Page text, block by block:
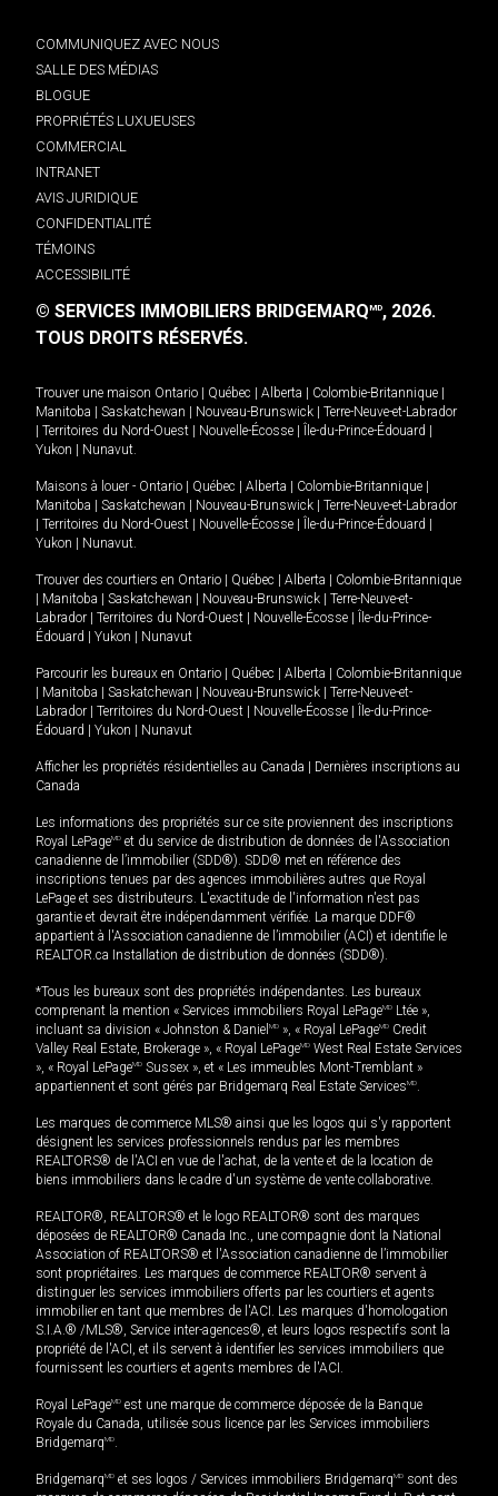
COMMUNIQUEZ AVEC NOUS
SALLE DES MÉDIAS
BLOGUE
PROPRIÉTÉS LUXUEUSES
COMMERCIAL
INTRANET
AVIS JURIDIQUE
CONFIDENTIALITÉ
TÉMOINS
ACCESSIBILITÉ
© SERVICES IMMOBILIERS BRIDGEMARQMD, 2026.
TOUS DROITS RÉSERVÉS.
Trouver une maison Ontario Québec Alberta Colombie-Britannique
Manitoba
Saskatchewan Nouveau-Brunswick
Terre-Neuve-et-Labrador
Territoires du Nord-Ouest Nouvelle-Écosse Île-du-Prince-Édouard
Yukon
Nunavut.
Maisons à louer - Ontario Québec Alberta Colombie-Britannique
Manitoba
Saskatchewan Nouveau-Brunswick
Terre-Neuve-et-Labrador
Territoires du Nord-Ouest Nouvelle-Écosse Île-du-Prince-Édouard
Yukon
Nunavut.
Trouver des courtiers en Ontario Québec Alberta
Colombie-Britannique
Manitoba Saskatchewan Nouveau-Brunswick
Terre-Neuve-et-
Labrador
Territoires du Nord-Ouest Nouvelle-Écosse
Île-du-Prince-
Édouard
Yukon Nunavut
Parcourir les bureaux en Ontario Québec Alberta
Colombie-Britannique
Manitoba Saskatchewan Nouveau-Brunswick
Terre-Neuve-et-
Labrador
Territoires du Nord-Ouest Nouvelle-Écosse
Île-du-Prince-
Édouard
Yukon Nunavut
Afficher les propriétés résidentielles au Canada
Dernières inscriptions au
Canada
Les informations des propriétés sur ce site proviennent des inscriptions
Royal LePageMD et du service de distribution de données de l'Association
canadienne de l’immobilier (SDD®). SDD® met en référence des
inscriptions tenues par des agences immobilières autres que Royal
LePage et ses distributeurs. L'exactitude de l'information n'est pas
garantie et devrait être indépendamment vérifiée. La marque DDF®
appartient à l'Association canadienne de l’immobilier (ACI) et identifie le
REALTOR.ca Installation de distribution de données (SDD®).
*Tous les bureaux sont des propriétés indépendantes. Les bureaux
comprenant la mention « Services immobiliers Royal LePageMD Ltée »,
incluant sa division « Johnston & Daniel MD », « Royal LePageMD Credit
Valley Real Estate, Brokerage », « Royal LePageMD West Real Estate Services
», « Royal LePageMD Sussex », et « Les immeubles Mont-Tremblant »
appartiennent et sont gérés par Bridgemarq Real Estate ServicesMD.
Les marques de commerce MLS® ainsi que les logos qui s'y rapportent
désignent les services professionnels rendus par les membres
REALTORS® de l'ACI en vue de l'achat, de la vente et de la location de
biens immobiliers dans le cadre d'un système de vente collaborative.
REALTOR®, REALTORS® et le logo REALTOR® sont des marques
déposées de REALTOR® Canada Inc., une compagnie dont la National
Association of REALTORS® et l'Association canadienne de l’immobilier
sont propriétaires. Les marques de commerce REALTOR® servent à
distinguer les services immobiliers offerts par les courtiers et agents
immobilier en tant que membres de l'ACI. Les marques d'homologation
S.I.A.® /MLS®, Service inter-agences®, et leurs logos respectifs sont la
propriété de l'ACI, et ils servent à identifier les services immobiliers que
fournissent les courtiers et agents membres de l'ACI.
Royal LePageMD est une marque de commerce déposée de la Banque
Royale du Canada, utilisée sous licence par les Services immobiliers
BridgemarqMD.
BridgemarqMD et ses logos / Services immobiliers BridgemarqMD sont des